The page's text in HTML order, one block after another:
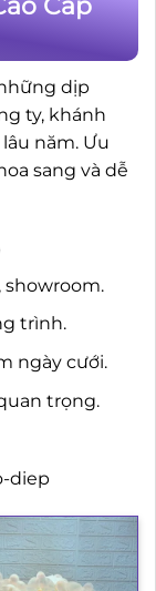
Cấp
dịp
ty, khánh
năm. Ưu
sang và dễ
showroom.
trình.
ngày cưới.
trọng.
diep